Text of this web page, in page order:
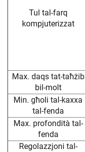
Tul tal-farq
kompjuterizzat
Max. daqs tat-taħżib
bil-molt
Min. għoli tal-kaxxa
tal-fenda
Max. profondità tal-
fenda
Regolazzjoni tal-